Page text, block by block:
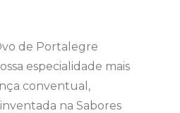
de Portalegre
especialidade mais
conventual,
na Sabores